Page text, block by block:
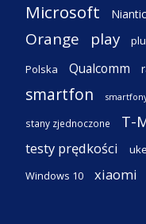
Microsoft Niantic
Orange play
Polska Qualcomm
smartfon
stany zjednoczone T-
testy prędkości uke
Windows 10 xiaomi